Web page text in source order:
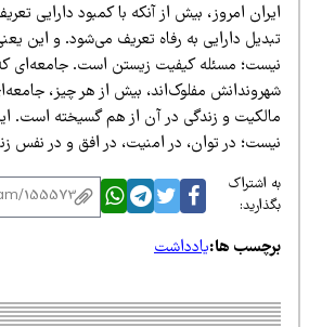
امروز، بیش از آنکه با کمبود دارایی تعریف شود،
دارایی به رفاه تعریف می‌شود. و این یعنی
مسئله کیفیت زیستن است. جامعه‌ای که
مفلوک‌اند، بیش از هر چیز، جامعه‌ای
و زندگی در آن از هم گسیخته است.
در توان، در امنیت، در افق و در نفس زندگی
اشتراک
ها:یادداشت